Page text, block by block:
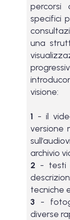
percorsi
specifici
una
visione:
1 - il
versione
archivio
2 - testi
tecniche
3 -
diverse